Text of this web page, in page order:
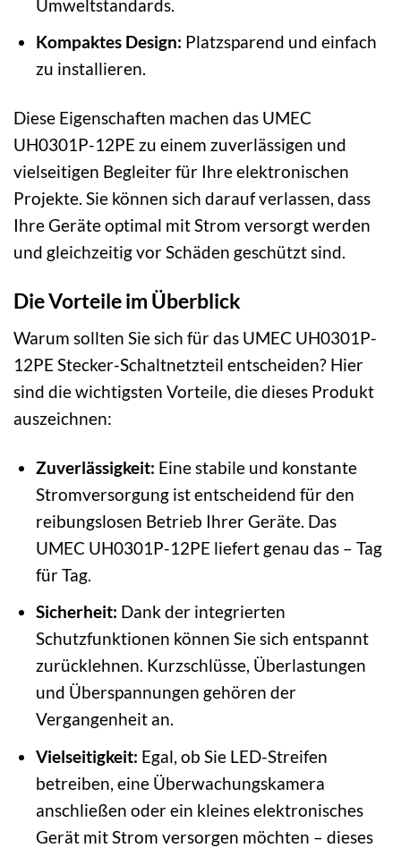
Umweltstandards.
Kompaktes Design: Platzsparend und einfach
zu installieren.
Diese Eigenschaften machen das UMEC
UH0301P-12PE zu einem zuverlässigen und
vielseitigen Begleiter für Ihre elektronischen
Projekte. Sie können sich darauf verlassen, dass
Ihre Geräte optimal mit Strom versorgt werden
und gleichzeitig vor Schäden geschützt sind.
Die Vorteile im Überblick
Warum sollten Sie sich für das UMEC UH0301P-
12PE Stecker-Schaltnetzteil entscheiden? Hier
sind die wichtigsten Vorteile, die dieses Produkt
auszeichnen:
Zuverlässigkeit: Eine stabile und konstante
Stromversorgung ist entscheidend für den
reibungslosen Betrieb Ihrer Geräte. Das
UMEC UH0301P-12PE liefert genau das – Tag
für Tag.
Sicherheit: Dank der integrierten
Schutzfunktionen können Sie sich entspannt
zurücklehnen. Kurzschlüsse, Überlastungen
und Überspannungen gehören der
Vergangenheit an.
Vielseitigkeit: Egal, ob Sie LED-Streifen
betreiben, eine Überwachungskamera
anschließen oder ein kleines elektronisches
Gerät mit Strom versorgen möchten – dieses